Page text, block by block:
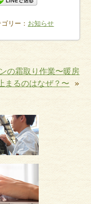
リー： お知らせ
の霜取り作業〜暖房
まるのはなぜ？〜 »